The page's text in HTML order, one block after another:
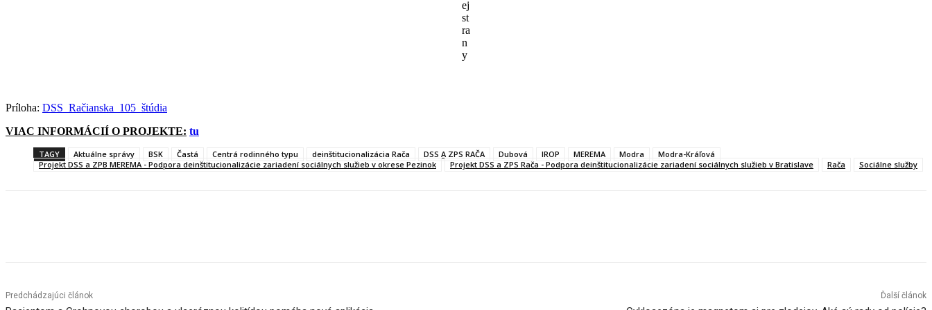
ej
st
ra
n
y
Príloha: DSS_Račianska_105_štúdia
VIAC INFORMÁCIÍ O PROJEKTE: tu
TAGY Aktuálne správy BSK Častá Centrá rodinného typu deinštitucionalizácia Rača DSS A ZPS RAČA Dubová IROP MEREMA Modra
Modra-Kráľová
Projekt DSS a ZPB MEREMA - Podpora deinštitucionalizácie zariadení sociálnych služieb v okrese Pezinok
Projekt DSS a ZPS Rača - Podpora deinštitucionalizácie zariadení sociálnych služieb v Bratislave Rača Sociálne služby
Predchádzajúci článok Ďalší článok